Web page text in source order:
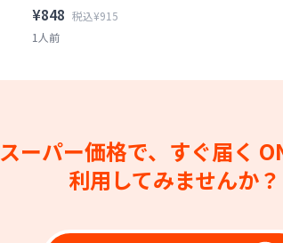
¥848 税込¥915
1人前
スーパー価格で、すぐ届く
利用してみませんか？